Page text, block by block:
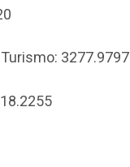
3277.9797